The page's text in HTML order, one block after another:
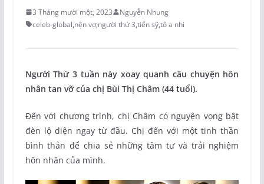
3 Tháng mười một, 2023
Nguyễn Nhung
celeb-global,nện vợ,người thứ 3,tiến sỹ,tô a nhi
Người Thứ 3 tuần này xoay quanh câu chuyện hôn
nhân tan vỡ của chị Bùi Thị Châm (44 tuổi).
Đến với chương trình, chị Châm có nguyện vọng bật
đèn lộ diện ngay từ đầu. Chị đến với một tinh thần
bình thản để chia sẻ những tâm tư và trải nghiệm
hôn nhân của mình.